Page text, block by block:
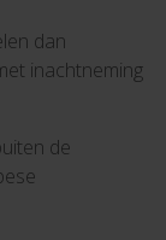
dan
inachtneming
de